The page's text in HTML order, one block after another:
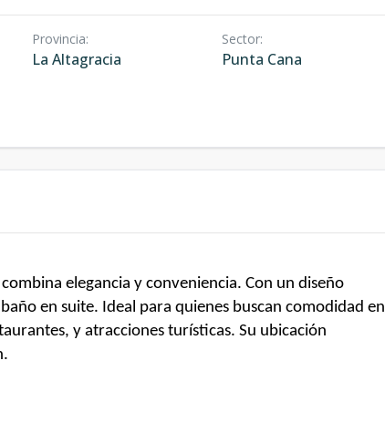
Provincia:
La Altagracia
Sector:
Punta Cana
elegancia y conveniencia. Con un diseño
en suite. Ideal para quienes buscan comodidad en
y atracciones turísticas. Su ubicación